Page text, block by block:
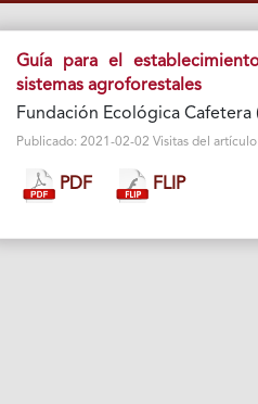
Guía para el
sistemas agroforestales
Fundación Ecológica Cafetera
Publicado: 2021-02-02 Visitas del artículo
PDF FLIP